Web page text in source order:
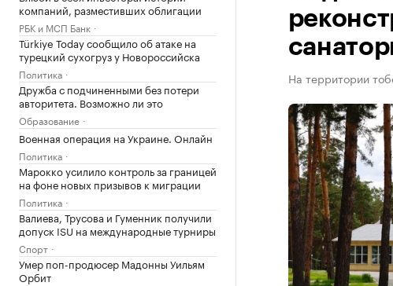
компаний, разместивших облигации
РБК и МСП Банк
Türkiye Today сообщило об атаке на
турецкий сухогруз у Новороссийска
Политика
Дружба с подчиненными без потери
авторитета. Возможно ли это
Образование
Военная операция на Украине. Онлайн
Политика
Марокко усилило контроль за границей
на фоне новых призывов к миграции
Политика
Валиева, Трусова и Гуменник получили
допуск ISU на международные турниры
Спорт
Умер поп-продюсер Мадонны Уильям
Орбит
На территории